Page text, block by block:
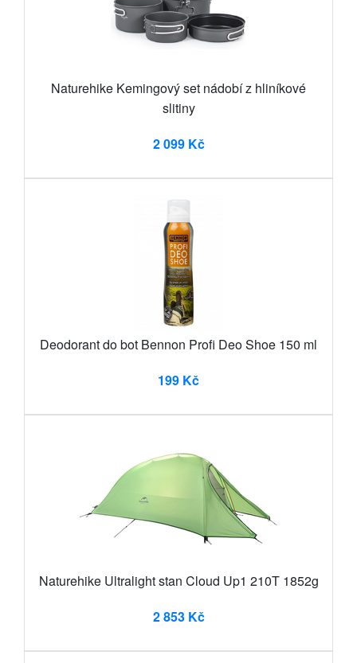
Naturehike Kemingový set nádobí z hliníkové
slitiny
2 099 Kč
Deodorant do bot Bennon Profi Deo Shoe 150 ml
199 Kč
Naturehike Ultralight stan Cloud Up1 210T 1852g
2 853 Kč